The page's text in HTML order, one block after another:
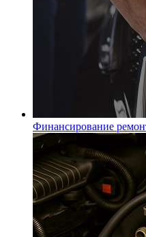
Финансирование